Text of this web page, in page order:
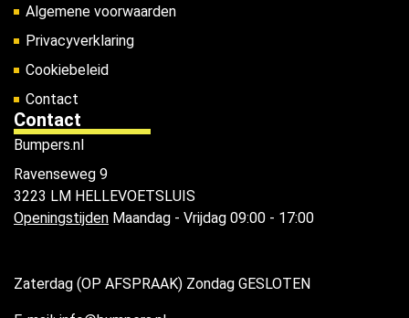
Algemene voorwaarden
Privacyverklaring
Cookiebeleid
Contact
Contact
Bumpers.nl
Ravenseweg 9
3223 LM HELLEVOETSLUIS
Openingstijden Maandag - Vrijdag 09:00 - 17:00
Zaterdag (OP AFSPRAAK) Zondag GESLOTEN